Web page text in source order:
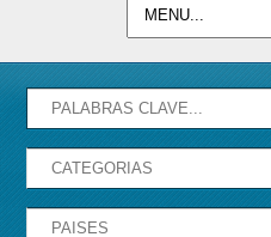
correctamente.